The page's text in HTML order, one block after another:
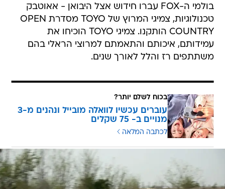
בולמי ה-FOX עברו חידוש אצל היבואן - אאוטבק
טכנולוגיות, צמיגי המרוץ של TOYO מסדרת OPEN
COUNTRY הותקנו. צמיגי TOYO הוכיחו את
עמידותם, איכותם והתאמתם למרוצי הראלי בהם
משתתפים רז והלל לאורך שנים.
בכוח לשלם יותר?
עוברים עכשיו לוואלה מובייל ונהנים מ-3
מנויים ב- 75 שקלים
לכתבה המלאה